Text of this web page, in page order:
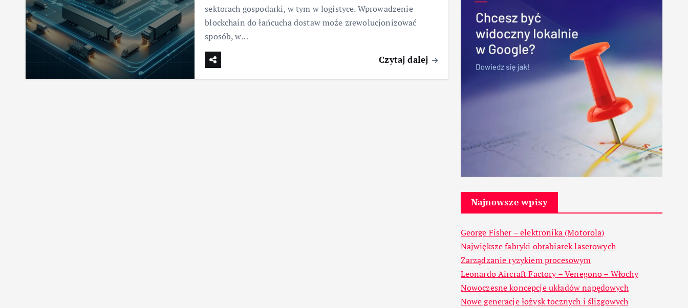
sektorach gospodarki, w tym w logistyce. Wprowadzenie
blockchain do łańcucha dostaw może zrewolucjonizować
sposób, w…
Czytaj dalej
Najnowsze wpisy
George Fisher – elektronika (Motorola)
Największe fabryki obrabiarek laserowych
Zarządzanie ryzykiem procesowym
Leonardo Aircraft Factory – Venegono – Włochy
Nowoczesne koncepcje układów napędowych
Nowe generacje łożysk tocznych i ślizgowych